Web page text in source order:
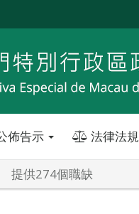
佈告示 法律法規
提供274個職缺